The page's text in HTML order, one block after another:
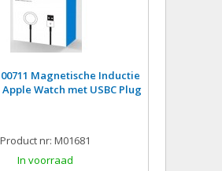
Magnetische Inductie
Watch met USBC Plug
Product nr: M01681
In voorraad